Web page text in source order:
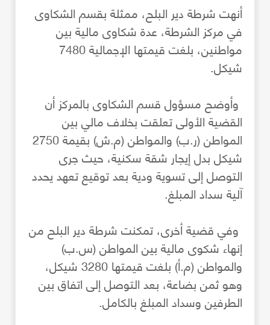
أنهت شرطة دير البلح، ممثلة بقسم الشكاوى
في مركز الشرطة، عدة شكاوى مالية بين
مواطنين، بلغت قيمتها الإجمالية 7480
شيكل.
وأوضح مسؤول قسم الشكاوى بالمركز أن
القضية الأولى تعلقت بخلاف مالي بين
المواطن (ر.ب) والمواطن (م.ش) بقيمة 2750
شيكل بدل إيجار شقة سكنية، حيث جرى
التوصل إلى تسوية ودية بعد توقيع تعهد يحدد
آلية سداد المبلغ.
وفي قضية أخرى، تمكنت شرطة دير البلح من
إنهاء شكوى مالية بين المواطن (س.ب)
والمواطن (م.أ) بلغت قيمتها 3280 شيكل،
وهو ثمن بضاعة، بعد التوصل إلى اتفاق بين
الطرفين وسداد المبلغ بالكامل.